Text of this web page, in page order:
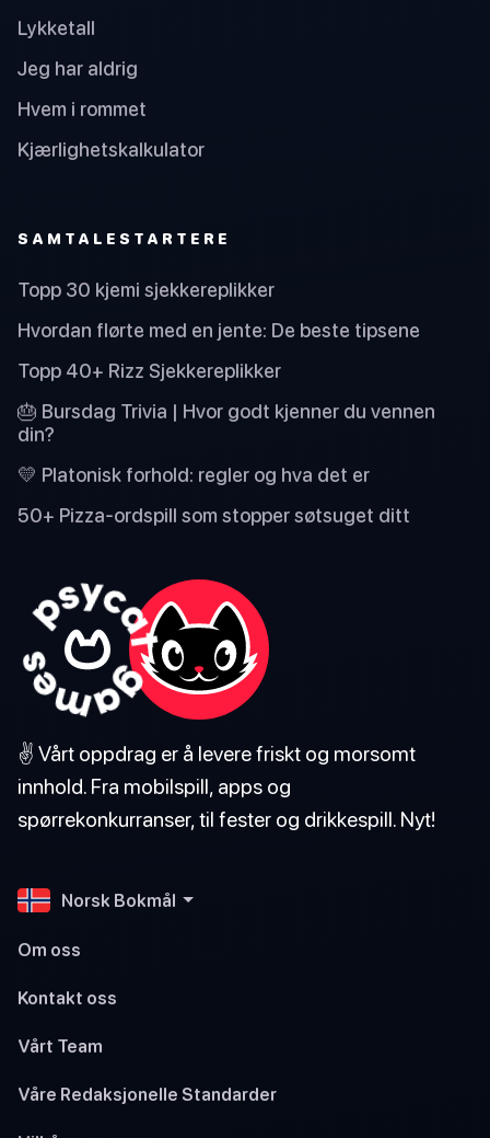
Lykketall
Jeg har aldrig
Hvem i rommet
Kjærlighetskalkulator
SAMTALESTARTERE
Topp 30 kjemi sjekkereplikker
Hvordan flørte med en jente: De beste tipsene
Topp 40+ Rizz Sjekkereplikker
🎂 Bursdag Trivia | Hvor godt kjenner du vennen
din?
💛 Platonisk forhold: regler og hva det er
50+ Pizza-ordspill som stopper søtsuget ditt
✌️ Vårt oppdrag er å levere friskt og morsomt
innhold. Fra mobilspill, apps og
spørrekonkurranser, til fester og drikkespill. Nyt!
Norsk Bokmål
Om oss
Kontakt oss
Vårt Team
Våre Redaksjonelle Standarder